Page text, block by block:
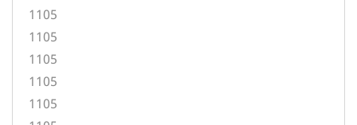
1105
1105
1105
1105
1105